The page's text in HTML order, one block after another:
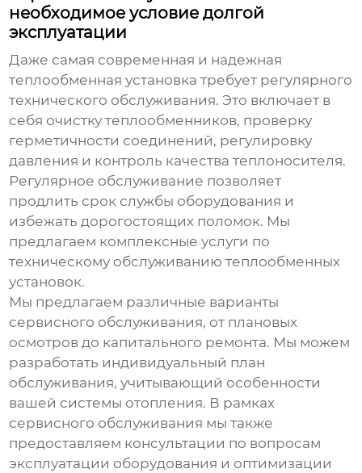
необходимое условие долгой
эксплуатации
Даже самая современная и надежная
теплообменная установка требует регулярного
технического обслуживания. Это включает в
себя очистку теплообменников, проверку
герметичности соединений, регулировку
давления и контроль качества теплоносителя.
Регулярное обслуживание позволяет
продлить срок службы оборудования и
избежать дорогостоящих поломок. Мы
предлагаем комплексные услуги по
техническому обслуживаниютеплообменных
установок.
Мы предлагаем различные варианты
сервисного обслуживания, от плановых
осмотров до капитального ремонта. Мы можем
разработать индивидуальный план
обслуживания, учитывающий особенности
вашей системы отопления. В рамках
сервисного обслуживания мы также
предоставляем консультации по вопросам
эксплуатации оборудования и оптимизации